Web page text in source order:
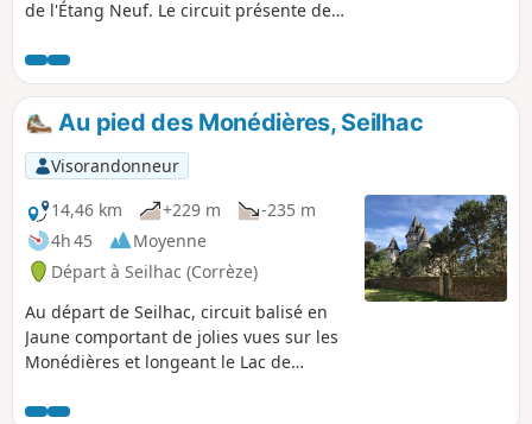
de l'Étang Neuf. Le circuit présente des
sur les monédières, notamment depuis
la table d'orientation.
Au pied des Monédières, Seilhac
Visorandonneur
14,46 km
+229 m
-235 m
4h 45
Moyenne
Départ à Seilhac (Corrèze)
Au départ de Seilhac, circuit balisé en
Jaune comportant de jolies vues sur les
Monédières et longeant le Lac de
ombragé.